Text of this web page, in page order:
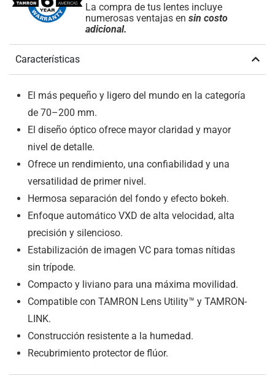
La compra de tus lentes incluye
numerosas ventajas ensin costo
adicional.
Características
El más pequeño y ligero del mundo en la categoría
de 70–200 mm.
El diseño óptico ofrece mayor claridad y mayor
nivel de detalle.
Ofrece un rendimiento, una confiabilidad y una
versatilidad de primer nivel.
Hermosa separación del fondo y efecto bokeh.
Enfoque automático VXD de alta velocidad, alta
precisión y silencioso.
Estabilización de imagen VC para tomas nítidas
sin trípode.
Compacto y liviano para una máxima movilidad.
Compatible con TAMRON Lens Utility™ y TAMRON-
LINK.
Construcción resistente a la humedad.
Recubrimiento protector de flúor.